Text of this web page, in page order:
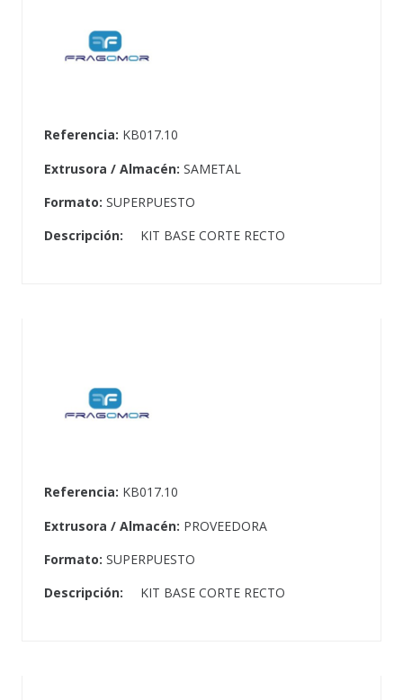
Referencia: KB017.10
Extrusora / Almacén: SAMETAL
Formato: SUPERPUESTO
Descripción:
KIT BASE CORTE RECTO
Referencia: KB017.10
Extrusora / Almacén: PROVEEDORA
Formato: SUPERPUESTO
Descripción:
KIT BASE CORTE RECTO